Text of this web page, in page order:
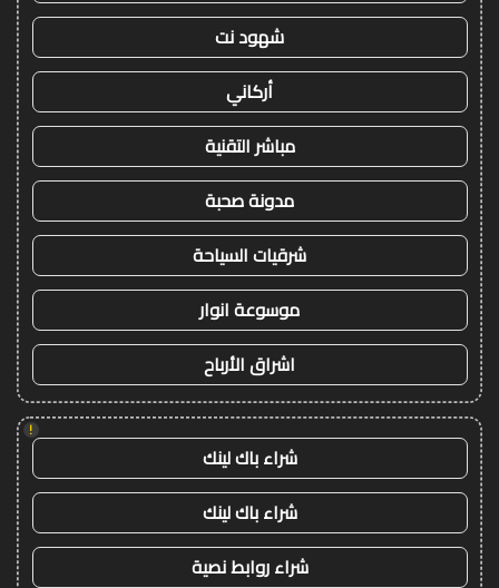
شهود نت
أركاني
مباشر التقنية
مدونة صحبة
شرقيات السياحة
موسوعة انوار
اشراق الأرباح
!
شراء باك لينك
شراء باك لينك
شراء روابط نصية